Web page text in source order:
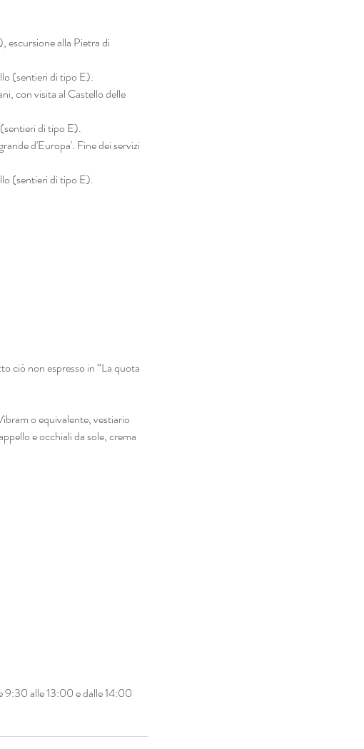
alla Pietra di
(sentieri di tipo E).
con visita al Castello delle
di tipo E).
d'Europa'. Fine dei servizi
(sentieri di tipo E).
ciò non espresso in “La quota
o equivalente, vestiario
e occhiali da sole, crema
9:30 alle 13:00 e dalle 14:00